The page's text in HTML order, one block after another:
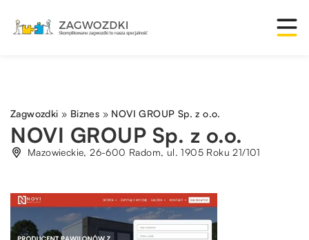
Zagwozdki » Biznes » NOVI GROUP Sp. z o.o.
NOVI GROUP Sp. z o.o.
Mazowieckie, 26-600 Radom, ul. 1905 Roku 21/101